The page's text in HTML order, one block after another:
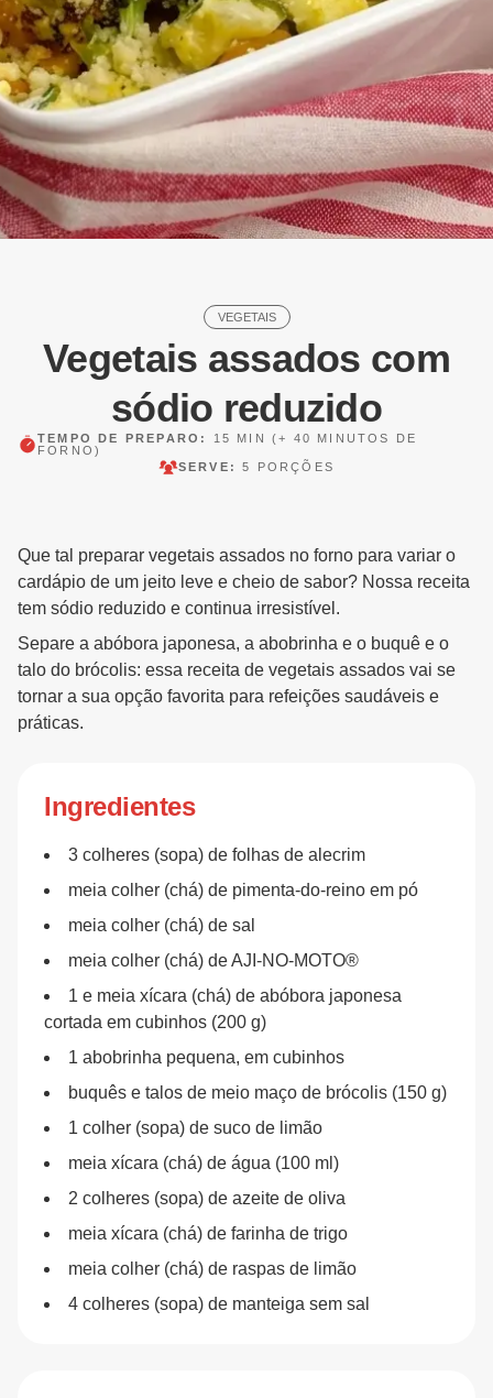
VEGETAIS
Vegetais assados com
sódio reduzido
TEMPO DE PREPARO: 15 MIN
(+ 40 MINUTOS DE
FORNO)
SERVE:5 PORÇÕES
Que tal preparar vegetais assados no forno para variar o
cardápio de um jeito leve e cheio de sabor? Nossa receita
tem sódio reduzido e continua irresistível.
Separe a abóbora japonesa, a abobrinha e o buquê e o
talo do brócolis: essa receita de vegetais assados vai se
tornar a sua opção favorita para refeições saudáveis e
práticas.
Ingredientes
3 colheres (sopa) de folhas de alecrim
meia colher (chá) de pimenta-do-reino em pó
meia colher (chá) de sal
meia colher (chá) de AJI-NO-MOTO®
1 e meia xícara (chá) de abóbora japonesa
cortada em cubinhos (200 g)
1 abobrinha pequena, em cubinhos
buquês e talos de meio maço de brócolis (150 g)
1 colher (sopa) de suco de limão
meia xícara (chá) de água (100 ml)
2 colheres (sopa) de azeite de oliva
meia xícara (chá) de farinha de trigo
meia colher (chá) de raspas de limão
4 colheres (sopa) de manteiga sem sal